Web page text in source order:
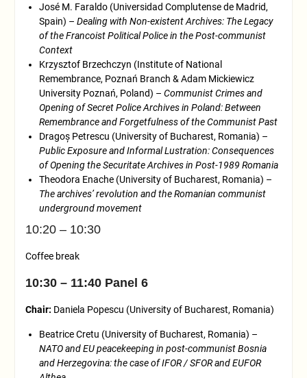
José M. Faraldo (Universidad Complutense de Madrid,
Spain) – Dealing with Non-existent Archives: The Legacy
of the Francoist Political Police in the Post-communist
Context
Krzysztof Brzechczyn (Institute of National
Remembrance, Poznań Branch & Adam Mickiewicz
University Poznań, Poland) – Communist Crimes and
Opening of Secret Police Archives in Poland: Between
Remembrance and Forgetfulness of the Communist Past
Dragoş Petrescu (University of Bucharest, Romania) –
Public Exposure and Informal Lustration: Consequences
of Opening the Securitate Archives in Post-1989 Romania
Theodora Enache (University of Bucharest, Romania) –
The archives’ revolution and the Romanian communist
underground movement
10:20 – 10:30
Coffee break
10:30 – 11:40 Panel 6
Chair: Daniela Popescu (University of Bucharest, Romania)
Beatrice Cretu (University of Bucharest, Romania) –
NATO and EU peacekeeping in post-communist Bosnia
and Herzegovina: the case of IFOR / SFOR and EUFOR